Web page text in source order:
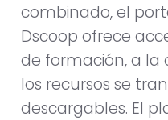
combinado, el
Dscoop ofrece
de formación, a la
los recursos se
descargables. El